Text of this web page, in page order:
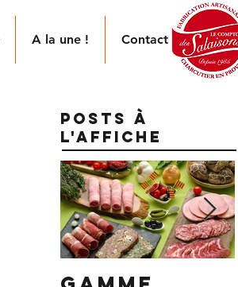
A la une ! Contact
Posts à
l'affiche